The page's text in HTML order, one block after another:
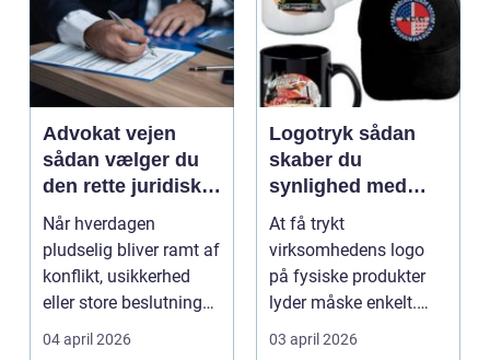
Advokat vejen
sådan vælger du
den rette juridiske
hjælp lokalt
Når hverdagen
pludselig bliver ramt af
konflikt, usikkerhed
eller store beslutninger,
kan en lokal a...
04 april 2026
Logotryk sådan
skaber du
synlighed med
simple midler
At få trykt
virksomhedens logo
på fysiske produkter
lyder måske enkelt.
Men gjort rigtigt kan
logotr...
03 april 2026